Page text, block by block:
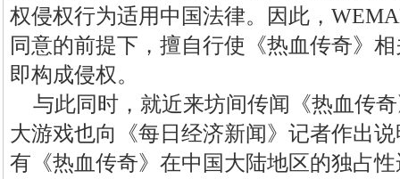
权侵权行为适用中国法律。因此，
同意的前提下，擅自行使《热血传奇》
即构成侵权。
与此同时，就近来坊间传闻《热血传
大游戏也向《每日经济新闻》记者作出
有《热血传奇》在中国大陆地区的独占